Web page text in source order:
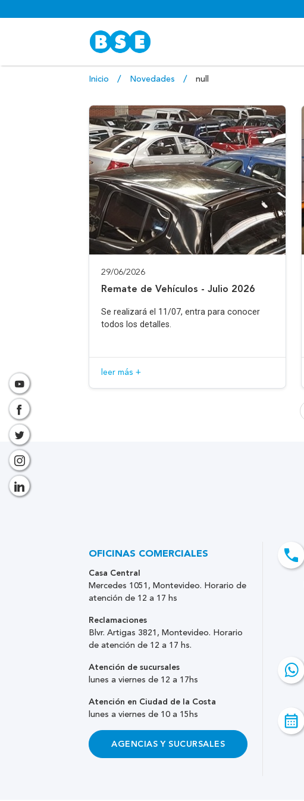
Inicio Novedades null
29/06/2026
Remate de Vehículos - Julio 2026
Se realizará el 11/07, entra para conocer
todos los detalles.
leer más +
OFICINAS COMERCIALES
Casa Central
Mercedes 1051, Montevideo. Horario de
atención de 12 a 17 hs
Reclamaciones
Blvr. Artigas 3821, Montevideo. Horario
de atención de 12 a 17 hs.
Atención de sucursales
lunes a viernes de 12 a 17hs
Atención en Ciudad de la Costa
lunes a viernes de 10 a 15hs
AGENCIAS Y SUCURSALES